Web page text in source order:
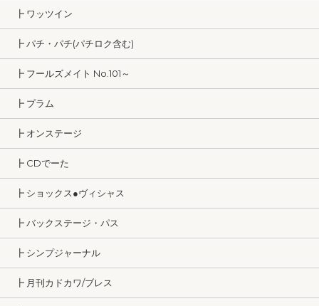
┣ ワッツイン
┣ パチ・パチ(パチロク含む)
┣ フールズメイト No.101～
┣ プラム
┣ オンステージ
┣ CDでーた
┣ ショックス●ヴィシャス
┣ バックステージ・パス
┣ シンプジャーナル
┣ 月刊カドカワ/ブレス